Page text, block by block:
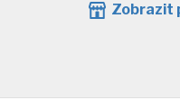
Zobrazit